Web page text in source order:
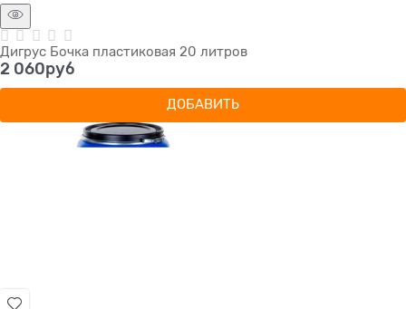
Дигрус Бочка пластиковая 20 литров
2 060руб
ДОБАВИТЬ